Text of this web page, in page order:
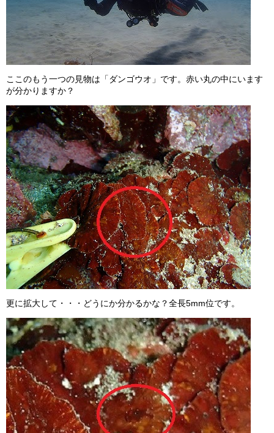
ここのもう一つの見物は「ダンゴウオ」です。赤い丸の中にいます
が分かりますか？
更に拡大して・・・どうにか分かるかな？全長5mm位です。